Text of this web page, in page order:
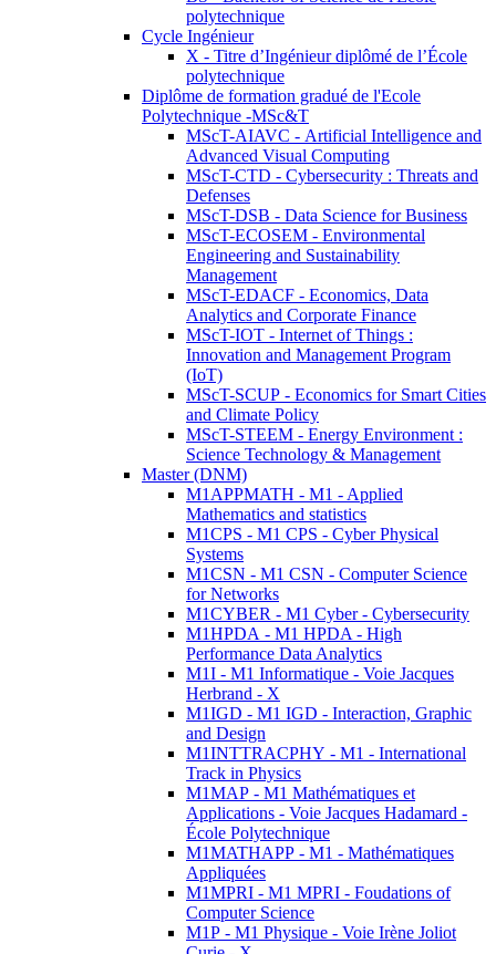
polytechnique
Cycle Ingénieur
X - Titre d’Ingénieur diplômé de l’École
polytechnique
Diplôme de formation gradué de l'Ecole
Polytechnique -MSc&T
MScT-AIAVC - Artificial Intelligence and
Advanced Visual Computing
MScT-CTD - Cybersecurity : Threats and
Defenses
MScT-DSB - Data Science for Business
MScT-ECOSEM - Environmental
Engineering and Sustainability
Management
MScT-EDACF - Economics, Data
Analytics and Corporate Finance
MScT-IOT - Internet of Things :
Innovation and Management Program
(IoT)
MScT-SCUP - Economics for Smart Cities
and Climate Policy
MScT-STEEM - Energy Environment :
Science Technology & Management
Master (DNM)
M1APPMATH - M1 - Applied
Mathematics and statistics
M1CPS - M1 CPS - Cyber Physical
Systems
M1CSN - M1 CSN - Computer Science
for Networks
M1CYBER - M1 Cyber - Cybersecurity
M1HPDA - M1 HPDA - High
Performance Data Analytics
M1I - M1 Informatique - Voie Jacques
Herbrand - X
M1IGD - M1 IGD - Interaction, Graphic
and Design
M1INTTRACPHY - M1 - International
Track in Physics
M1MAP - M1 Mathématiques et
Applications - Voie Jacques Hadamard -
École Polytechnique
M1MATHAPP - M1 - Mathématiques
Appliquées
M1MPRI - M1 MPRI - Foudations of
Computer Science
M1P - M1 Physique - Voie Irène Joliot